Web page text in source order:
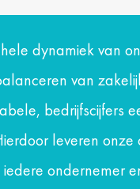
dynamiek van
van
bedrijfscijfers
leveren onze
ondernemer